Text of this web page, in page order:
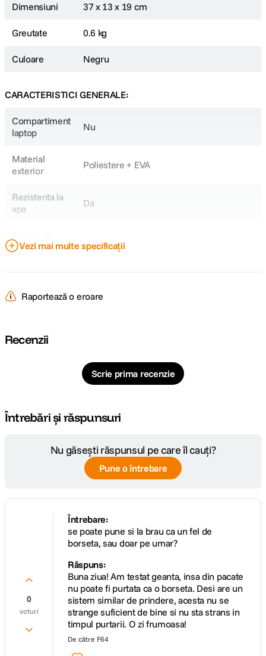
Dimensiuni 37 x 13 x 19 cm
Greutate 0.6 kg
Culoare Negru
CARACTERISTICI GENERALE:
Compartiment
laptop
Nu
Material
exterior
Poliestere + EVA
Rezistenta la
apa
Da
inchidere
Fermoar
Volum maxim 9L
Tip geanta Genti foto
DETALII PRODUCATOR
AB02
Vezi mai multe specificații
Raportează o eroare
Recenzii
Scrie prima recenzie
Întrebări și răspunsuri
Nu găsești răspunsul pe care îl cauți?
Pune o întrebare
0
voturi
Întrebare:
se poate pune si la brau ca un fel de
borseta, sau doar pe umar?
Răspuns:
Buna ziua! Am testat geanta, insa din pacate
nu poate fi purtata ca o borseta. Desi are un
sistem similar de prindere, acesta nu se
strange suficient de bine si nu sta strans in
timpul purtarii. O zi frumoasa!
De către F64